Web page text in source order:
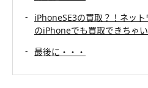
iPhoneSE3の買取？！ネッ
のiPhoneでも買取できちゃ
最後に・・・